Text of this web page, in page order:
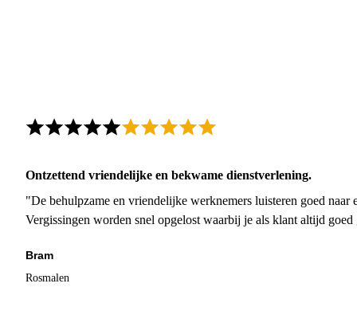
Ontzettend vriendelijke en bekwame dienstverlening.
"De behulpzame en vriendelijke werknemers luisteren goed naar
Vergissingen worden snel opgelost waarbij je als klant altijd
Bram
Rosmalen